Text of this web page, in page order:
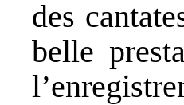
des
belle